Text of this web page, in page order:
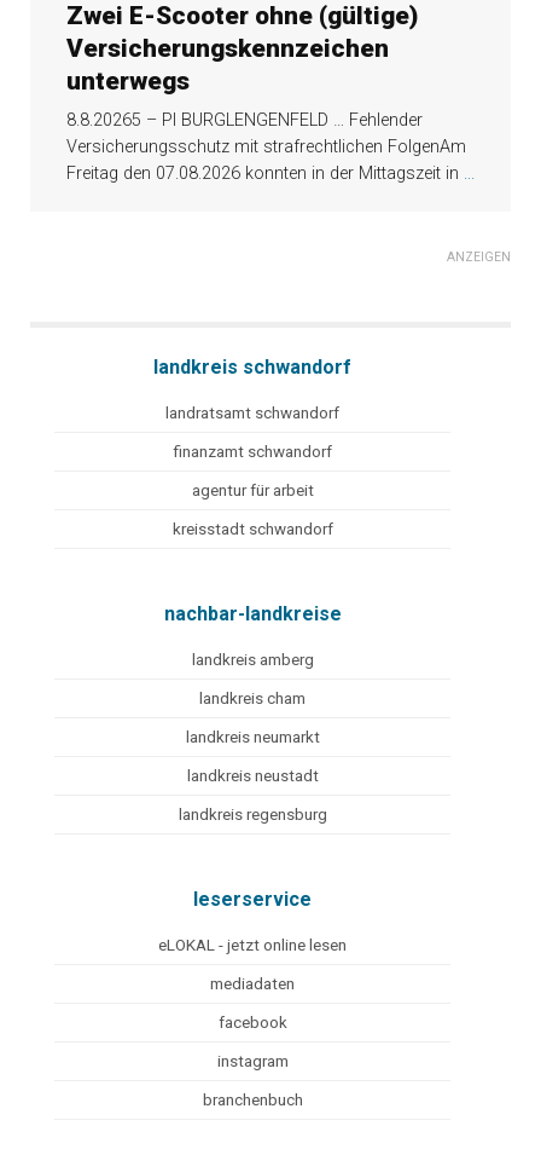
Zwei E-Scooter ohne (gültige)
Versicherungskennzeichen
unterwegs
8.8.20265 – PI BURGLENGENFELD … Fehlender
Versicherungsschutz mit strafrechtlichen FolgenAm
Freitag den 07.08.2026 konnten in der Mittagszeit in ...
ANZEIGEN
landkreis schwandorf
landratsamt schwandorf
finanzamt schwandorf
agentur für arbeit
kreisstadt schwandorf
nachbar-landkreise
landkreis amberg
landkreis cham
landkreis neumarkt
landkreis neustadt
landkreis regensburg
leserservice
eLOKAL - jetzt online lesen
mediadaten
facebook
instagram
branchenbuch